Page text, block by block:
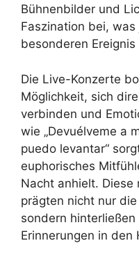
Bühnenbilder und
Faszination bei,
besonderen
Die Live-Konzerte
Möglichkeit, sich
verbinden und
wie „Devuélveme a
puedo levantar“
euphorisches
Nacht anhielt. Diese
prägten nicht nur
sondern
Erinnerungen in den